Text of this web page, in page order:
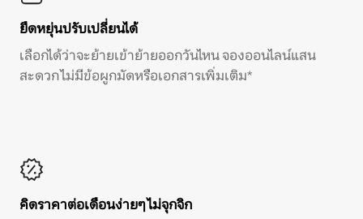
ยืดหยุ่นปรับเปลี่ยนได้
เลือกได้ว่าจะย้ายเข้าย้ายออกวันไหน จองออนไลน์แสน
สะดวก ไม่มีข้อผูกมัดหรือเอกสารเพิ่มเติม*
คิดราคาต่อเดือนง่ายๆ ไม่จุกจิก